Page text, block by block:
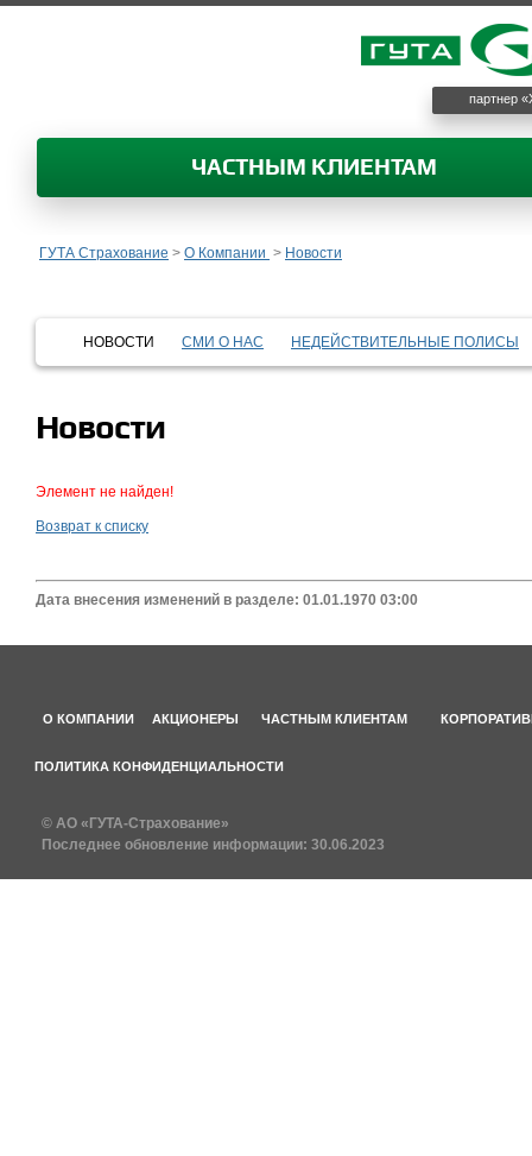
партнер
ЧАСТНЫМ КЛИЕНТАМ
ГУТА Страхование > О Компании > Новости
НОВОСТИ СМИ О НАС НЕДЕЙСТВИТЕЛЬНЫЕ ПОЛИСЫ
Новости
Элемент не найден!
Возврат к списку
Дата внесения изменений в разделе: 01.01.1970 03:00
О КОМПАНИИ АКЦИОНЕРЫ ЧАСТНЫМ КЛИЕНТАМ
ПОЛИТИКА КОНФИДЕНЦИАЛЬНОСТИ
© АО «ГУТА-Страхование»
Последнее обновление информации: 30.06.2023